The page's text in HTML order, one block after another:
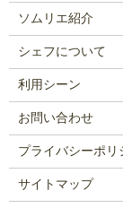
ソムリエ紹介
シェフについて
利用シーン
お問い合わせ
プライバシーポリ
サイトマップ